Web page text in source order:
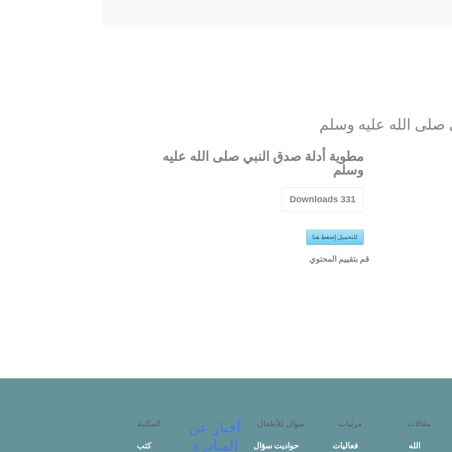
صلى الله عليه وسلم
مطوية أدلة صدق النبي صلى الله عليه
وسلم
331
Downloads
للتحميل إضغط هنا
قم بتقييم المحتوي
مقالات
الله
مرئيات
فعاليات
سؤال للأطفال
حواديت سؤال
أخبار عن
المبادرة
المكتبة
كتب